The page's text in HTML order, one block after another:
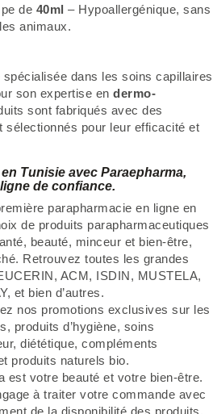
de 40ml – Hypoallergénique, sans
animaux.
dans les soins capillaires
son expertise en dermo-
sont fabriqués avec des
sélectionnés pour leur efficacité et
Tunisie avec Paraepharma,
de confiance.
parapharmacie en ligne en
de produits parapharmaceutiques
beauté, minceur et bien-être,
Retrouvez toutes les grandes
ACM, ISDIN, MUSTELA,
et bien d’autres.
nos promotions exclusives sur les
produits d’hygiène, soins
diététique, compléments
produits naturels bio.
est votre beauté et votre bien-être.
à traiter votre commande avec
de la disponibilité des produits,